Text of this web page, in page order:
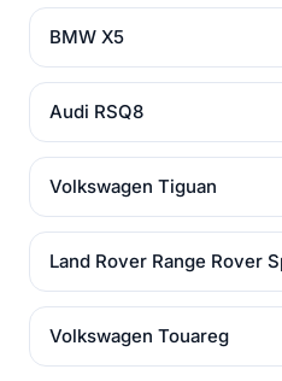
BMW X5
Audi RSQ8
Volkswagen Tiguan
Land Rover Range Rover
Volkswagen Touareg